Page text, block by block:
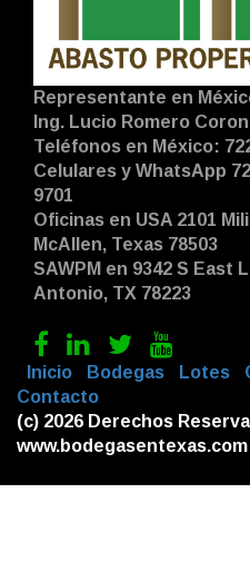
Representante en
Ing. Lucio Romero
Teléfonos en México:
Celulares y WhatsApp
9701
Oficinas en USA 2101
McAllen, Texas 78503
SAWPM en 9342 S East
Antonio, TX 78223
Inicio Bodegas Lotes
Contacto
(c) 2026 Derechos
www.bodegasentexas.com